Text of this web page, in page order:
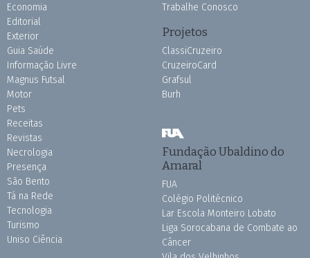
Economia
Editorial
Exterior
Guia Saúde
Informação Livre
Magnus Futsal
Motor
Pets
Receitas
Revistas
Necrologia
Presença
São Bento
Tá na Rede
Tecnologia
Turismo
Uniso Ciência
Trabalhe Conosco
Projetos
ClassiCruzeiro
CruzeiroCard
Grafsul
Burh
Fundação Ubaldino do
Amaral
FUA
Colégio Politécnico
Lar Escola Monteiro Lobato
Liga Sorocabana de Combate ao
Câncer